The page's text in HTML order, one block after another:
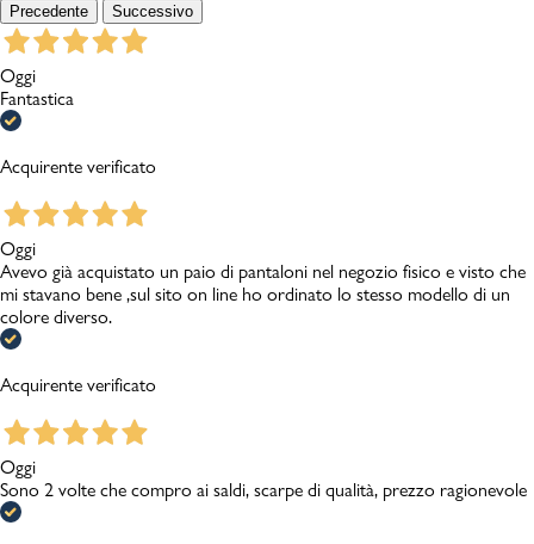
Precedente Successivo
Oggi
Fantastica
Acquirente verificato
Oggi
Avevo già acquistato un paio di pantaloni nel negozio fisico e visto che
mi stavano bene ,sul sito on line ho ordinato lo stesso modello di un
colore diverso.
Acquirente verificato
Oggi
Sono 2 volte che compro ai saldi, scarpe di qualità, prezzo ragionevole